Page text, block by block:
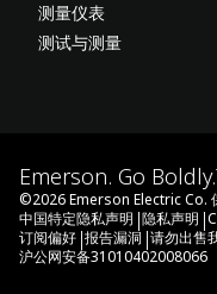
测量仪表
测试与测量
Emerson. Go
©2026Emerson Electric Co.
中国特定隐私声明 |隐私声明 |
订阅偏好 |报告漏洞 |请勿出售
沪公网安备31010402008066